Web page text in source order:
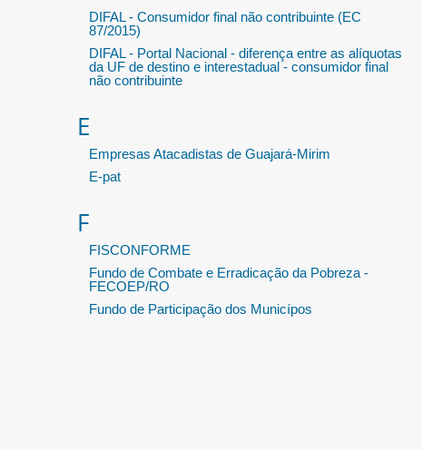
DIFAL - Consumidor final não contribuinte (EC
87/2015)
DIFAL - Portal Nacional - diferença entre as alíquotas
da UF de destino e interestadual - consumidor final
não contribuinte
E
Empresas Atacadistas de Guajará-Mirim
E-pat
F
FISCONFORME
Fundo de Combate e Erradicação da Pobreza -
FECOEP/RO
Fundo de Participação dos Municípos